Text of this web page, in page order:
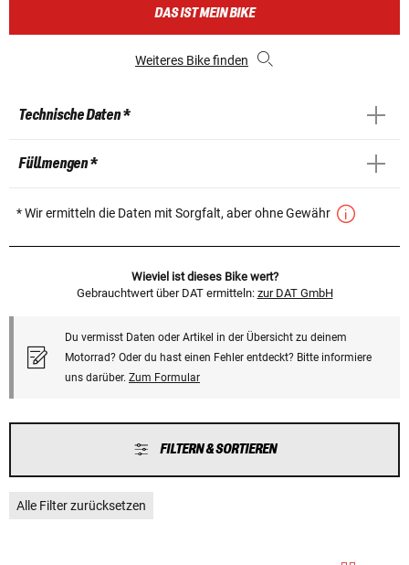
DAS IST MEIN BIKE
Weiteres Bike finden
Technische Daten *
Füllmengen *
* Wir ermitteln die Daten mit Sorgfalt, aber ohne Gewähr
Wieviel ist dieses Bike wert?
Gebrauchtwert über DAT ermitteln: zur DAT GmbH
Du vermisst Daten oder Artikel in der Übersicht zu deinem
Motorrad? Oder du hast einen Fehler entdeckt? Bitte informiere
uns darüber. Zum Formular
FILTERN & SORTIEREN
Alle Filter zurücksetzen